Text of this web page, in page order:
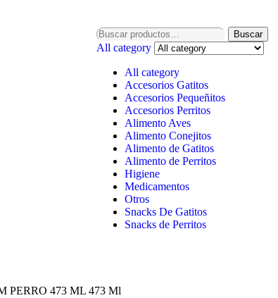
Buscar
All category
All category
Accesorios Gatitos
Accesorios Pequeñitos
Accesorios Perritos
Alimento Aves
Alimento Conejitos
Alimento de Gatitos
Alimento de Perritos
Higiene
Medicamentos
Otros
Snacks De Gatitos
Snacks de Perritos
PERRO 473 ML 473 Ml